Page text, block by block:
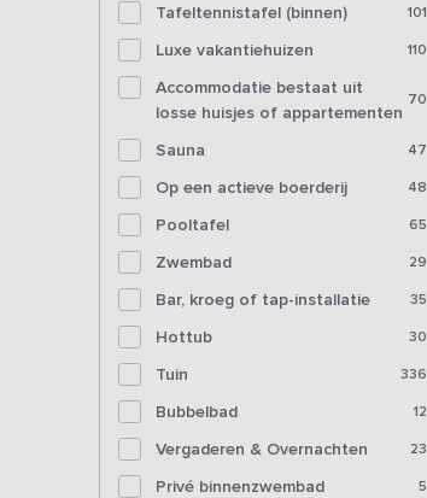
Tafeltennistafel (binnen) 101
Luxe vakantiehuizen 110
Accommodatie bestaat uit
losse huisjes of appartementen
70
Sauna 47
Op een actieve boerderij 48
Pooltafel 65
Zwembad 29
Bar, kroeg of tap-installatie 35
Hottub 30
Tuin 336
Bubbelbad 12
Vergaderen & Overnachten 23
Privé binnenzwembad 5